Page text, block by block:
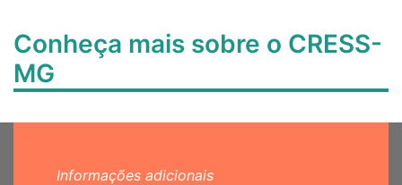
Conheça mais sobre o CRESS-
MG
Informações adicionais